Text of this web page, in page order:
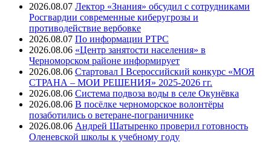
2026.08.07 Лектор «Знания» обсудил с сотрудниками
Росгвардии современные киберугрозы и
противодействие вербовке
2026.08.07 ⁠По информации РТРС
2026.08.06 «Центр занятости населения» в
Черноморском районе информирует
2026.08.06 Стартовал I Всероссийский конкурс «МОЯ
СТРАНА – МОИ РЕШЕНИЯ» 2025-2026 гг.
2026.08.06 Система подвоза воды в селе Окунёвка
2026.08.06 В посёлке черноморское волонтёры
позаботились о ветеране-пограничнике
2026.08.06 Андрей Шатыренко проверил готовность
Оленевской школы к учебному году